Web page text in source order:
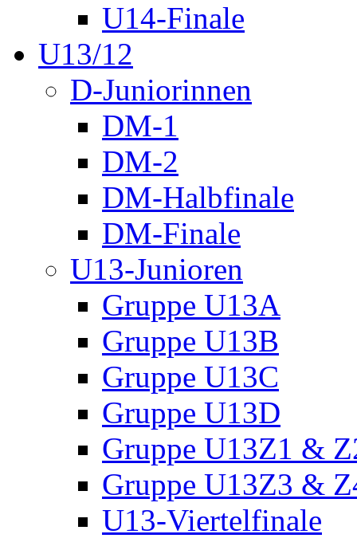
U14-Finale
U13/12
D-Juniorinnen
DM-1
DM-2
DM-Halbfinale
DM-Finale
U13-Junioren
Gruppe U13A
Gruppe U13B
Gruppe U13C
Gruppe U13D
Gruppe U13Z1 &
Gruppe U13Z3 &
U13-Viertelfinale